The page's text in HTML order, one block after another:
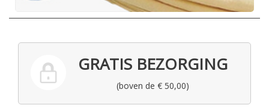
GRATIS BEZORGING
(boven de € 50,00)